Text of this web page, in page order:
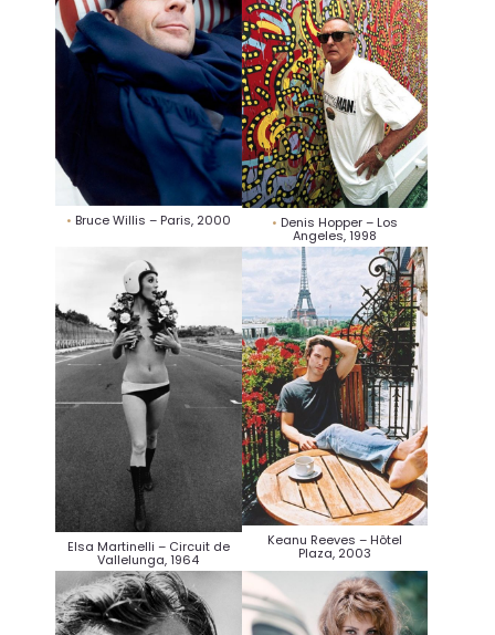
Bruce Willis – Paris, 2000 Denis Hopper – Los
Angeles, 1998
Elsa Martinelli – Circuit de
Vallelunga, 1964
Keanu Reeves – Hôtel
Plaza, 2003